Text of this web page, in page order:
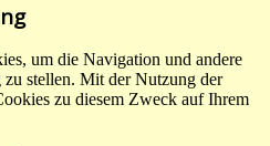
um die Navigation und andere
stellen. Mit der Nutzung der
zu diesem Zweck auf Ihrem